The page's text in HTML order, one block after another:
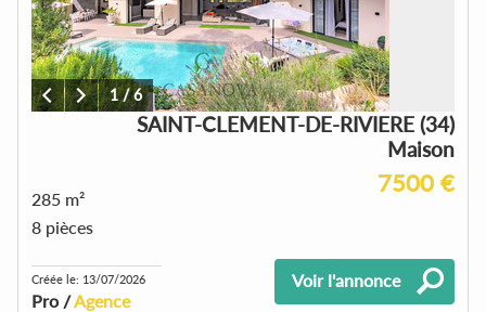
1/6
SAINT-CLEMENT-DE-RIVIERE (34)
Maison
7500 €
285 m²
8 pièces
Créée le: 13/07/2026
Pro /Agence
Voir l'annonce